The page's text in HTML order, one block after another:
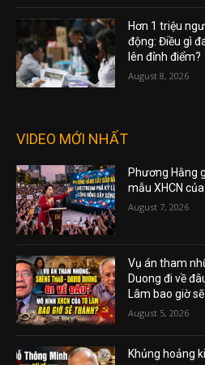
Hơn 1 triệu
động: Điều gì
lên đỉnh điểm?
August 8, 2026
VIDEO MỚI NHẤT
Phương Hằng
mẫu XHCN
August 7, 2026
Vụ án tham
Duong đi về
Lâm bao giờ
August 5, 2026
Khủng hoảng